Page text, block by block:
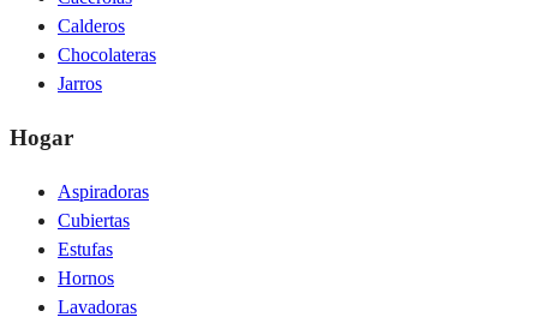
Calderos
Chocolateras
Jarros
Hogar
Aspiradoras
Cubiertas
Estufas
Hornos
Lavadoras